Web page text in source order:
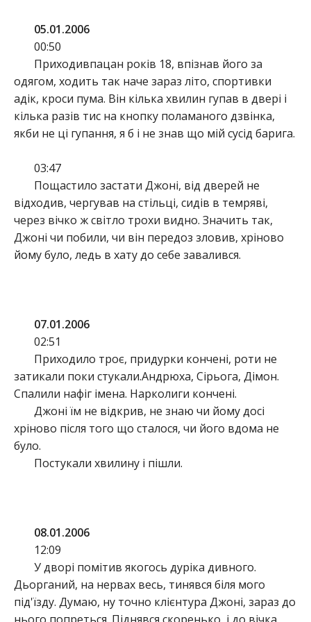
05.01.2006
00:50
Приходивпацан років 18, впізнав його за
одягом, ходить так наче зараз літо, спортивки
адік, кроси пума. Він кілька хвилин гупав в двері і
кілька разів тис на кнопку поламаного дзвінка,
якби не ці гупання, я б і не знав що мій сусід барига.
03:47
Пощастило застати Джоні, від дверей не
відходив, чергував на стільці, сидів в темряві,
через вічко ж світло трохи видно. Значить так,
Джоні чи побили, чи він передоз зловив, хріново
йому було, ледь в хату до себе завалився.
07.01.2006
02:51
Приходило троє, придурки кончені, роти не
затикали поки стукали.Андрюха, Сірьога, Дімон.
Спалили нафіг імена. Нарколиги кончені.
Джоні їм не відкрив, не знаю чи йому досі
хріново після того що сталося, чи його вдома не
було.
Постукали хвилину і пішли.
08.01.2006
12:09
У дворі помітив якогось дуріка дивного.
Дьорганий, на нервах весь, тинявся біля мого
під'їзду. Думаю, ну точно клієнтура Джоні, зараз до